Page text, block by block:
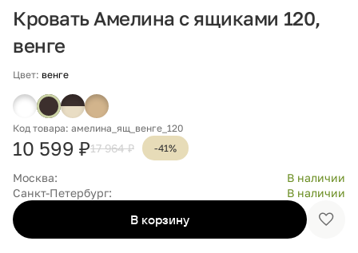
Кровать Амелина с ящиками 120,
венге
Цвет: венге
Код товара: амелина_ящ_венге_120
10 599 ₽17 964 ₽ -41%
Москва:
В наличии
Санкт-Петербург:
В наличии
В корзину